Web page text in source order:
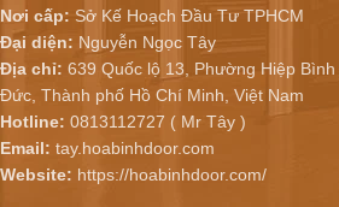
Nơi cấp: Sở Kế Hoạch Đầu Tư TPHCM
Đại diện: Nguyễn Ngọc Tây
Địa chỉ: 639 Quốc lộ 13, Phường Hiệp
Đức, Thành phố Hồ Chí Minh, Việt Nam
Hotline: 0813112727 ( Mr Tây )
Email: tay.hoabinhdoor.com
Website: https://hoabinhdoor.com/